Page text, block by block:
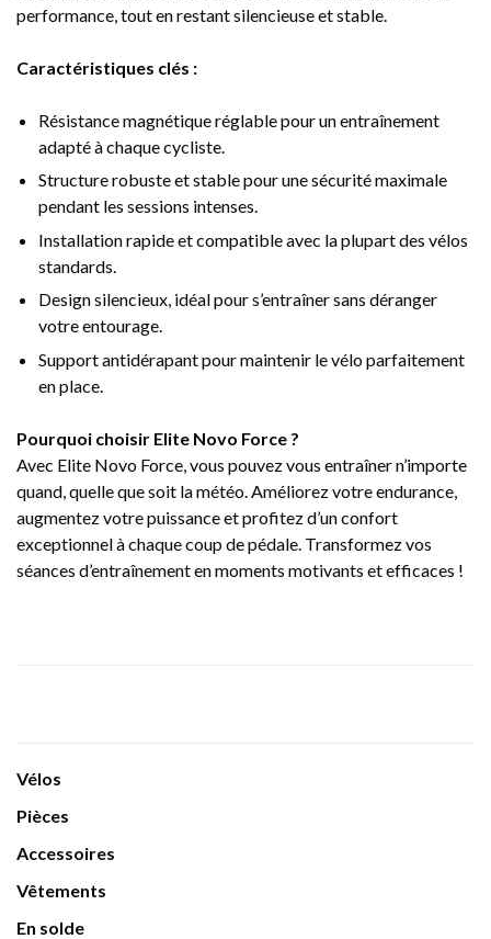
performance, tout en restant silencieuse et stable.
Caractéristiques clés :
Résistance magnétique réglable pour un entraînement
adapté à chaque cycliste.
Structure robuste et stable pour une sécurité maximale
pendant les sessions intenses.
Installation rapide et compatible avec la plupart des vélos
standards.
Design silencieux, idéal pour s’entraîner sans déranger
votre entourage.
Support antidérapant pour maintenir le vélo parfaitement
en place.
Pourquoi choisir Elite Novo Force ?
Avec Elite Novo Force, vous pouvez vous entraîner n’importe
quand, quelle que soit la météo. Améliorez votre endurance,
augmentez votre puissance et profitez d’un confort
exceptionnel à chaque coup de pédale. Transformez vos
séances d’entraînement en moments motivants et efficaces !
Vélos
Pièces
Accessoires
Vêtements
En solde